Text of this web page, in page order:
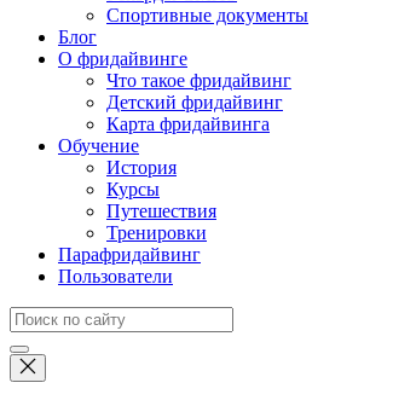
Спортивные документы
Блог
О фридайвинге
Что такое фридайвинг
Детский фридайвинг
Карта фридайвинга
Обучение
История
Курсы
Путешествия
Тренировки
Парафридайвинг
Пользователи